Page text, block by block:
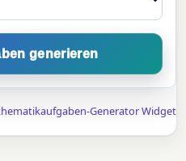
generieren
Generator Widget